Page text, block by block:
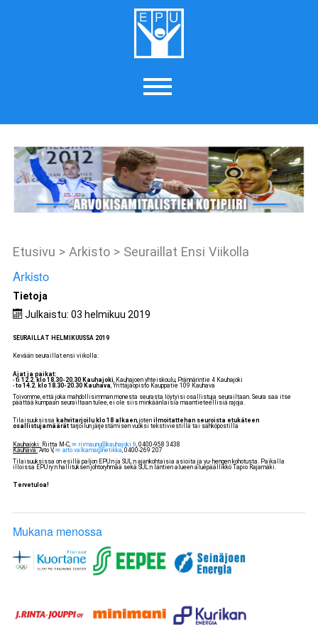
Etusivu > Arkisto > Seuraillat Ensi Viikolla
Arkisto
Tietoja
Julkaistu: 03 helmikuu 2019
SEURAILLAT HELMIKUUSSA 2019
Kevään seuraillat ensi viikolla:
Ajat ja paikat:
-ti 12.2. klo 18.30-20.30 Kauhajoki , Kauhajoen yhteiskoulu, Prännärintie 4 Kauhajoki
-to 14.2. klo 18.30-20.30 Kauhava , Yrittäjäopisto Kauppatie 109 Kauhava
Toivomme, että joka mahdollisimman monesta seurasta löytyisi osallistuja seurailtaan. Seura saa itse
päättää kumpaan seurailtaan tulee, ei ole siis minkäänlaisia maantieteellisiä rajoja.
Tilaisuuksissa kahvitarjoilu klo 18 alkaen, jotenilmoitattehan seuroista etukäteen
osallistujamäärät tarjoilun järjestämisen vuoksi tekstiviestillä tai sähköpostilla
Kauhajoki: Riitta M-C, riimaunu@kauhajoki.fi , 0400-958 3438
Kauhava:Arto V, arto.valkama@netikka, 0400-269 207
Tilaisuuksissa on esillä paljon EPU:n ja SUL:n ajankohtaisia asioita ja yu- hengen kohotusta. Paikalla
illoissa EPU ry:n hallituksen johtoryhmää sekä SUL:n läntien alueen aluepäällikkö Tapio Rajamäki.
Tervetuloa!
Mukana menossa